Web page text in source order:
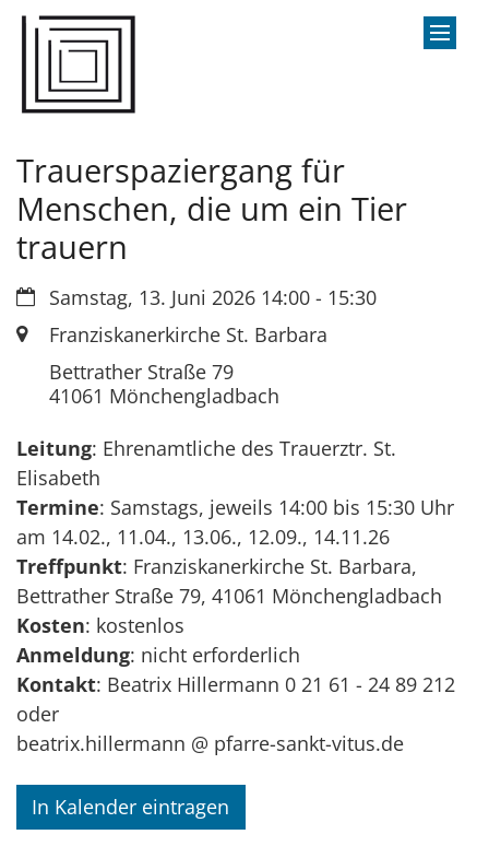
Zum Inhalt springen
Trauerspaziergang für
Menschen, die um ein Tier
trauern
Datum:Samstag, 13. Juni 2026 14:00 - 15:30
Ort: Franziskanerkirche St. Barbara
Bettrather Straße 79
41061 Mönchengladbach
Leitung: Ehrenamtliche des Trauerztr. St.
Elisabeth
Termine: Samstags, jeweils 14:00 bis 15:30 Uhr
am 14.02., 11.04., 13.06., 12.09., 14.11.26
Treffpunkt: Franziskanerkirche St. Barbara,
Bettrather Straße 79, 41061 Mönchengladbach
Kosten: kostenlos
Anmeldung: nicht erforderlich
Kontakt: Beatrix Hillermann 0 21 61 - 24 89 212
oder
beatrix.hillermann @ pfarre-sankt-vitus.de
In Kalender eintragen